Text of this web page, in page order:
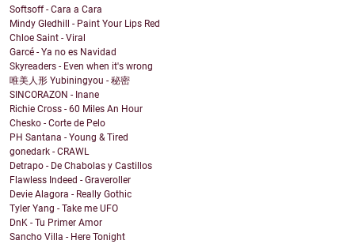
Softsoff - Cara a Cara
Mindy Gledhill - Paint Your Lips Red
Chloe Saint - Viral
Garcé - Ya no es Navidad
Skyreaders - Even when it's wrong
唯美人形 Yubiningyou - 秘密
SINCORAZON - Inane
Richie Cross - 60 Miles An Hour
Chesko - Corte de Pelo
PH Santana - Young & Tired
gonedark - CRAWL
Detrapo - De Chabolas y Castillos
Flawless Indeed - Graveroller
Devie Alagora - Really Gothic
Tyler Yang - Take me UFO
DnK - Tu Primer Amor
Sancho Villa - Here Tonight